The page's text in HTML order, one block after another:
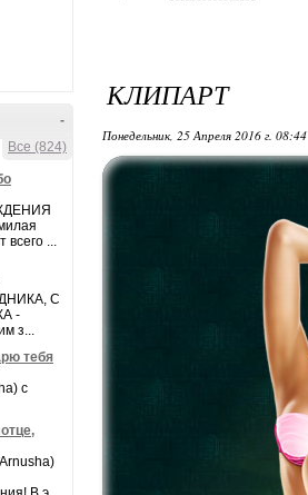
-
Все (824)
всего ...
С
-
з...
тебя
с
КЛИПАРТ
Понедельник, 25 Апреля 2016 г. 08:44